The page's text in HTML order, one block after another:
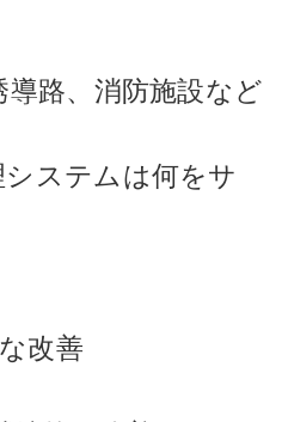
路、消防施設など
ステムは何をサ
改善